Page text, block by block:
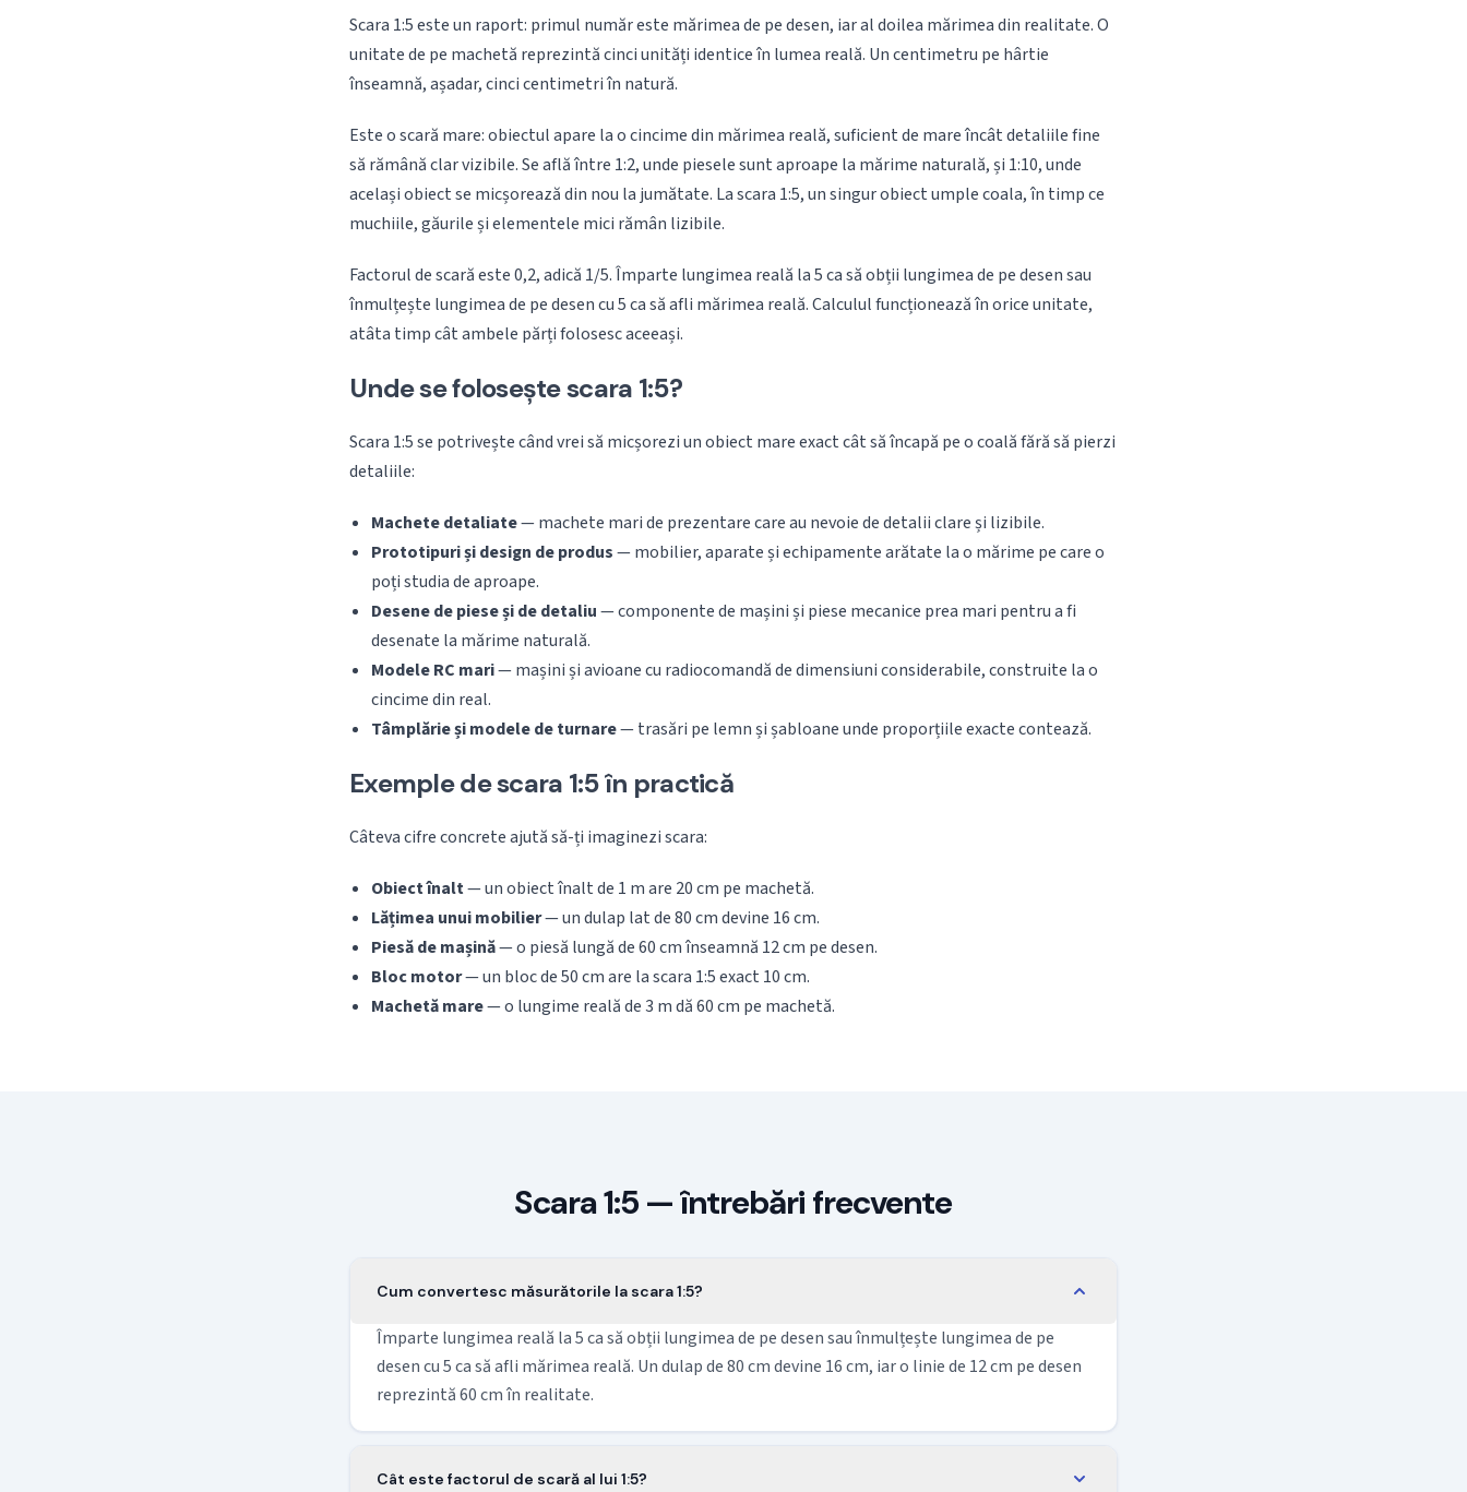
Scara 1:5 este un raport: primul număr este mărimea de pe desen, iar al doilea mărimea din realitate. O
unitate de pe machetă reprezintă cinci unități identice în lumea reală. Un centimetru pe hârtie
înseamnă, așadar, cinci centimetri în natură.
Este o scară mare: obiectul apare la o cincime din mărimea reală, suficient de mare încât detaliile fine
să rămână clar vizibile. Se află între 1:2, unde piesele sunt aproape la mărime naturală, și 1:10, unde
același obiect se micșorează din nou la jumătate. La scara 1:5, un singur obiect umple coala, în timp ce
muchiile, găurile și elementele mici rămân lizibile.
Factorul de scară este 0,2, adică 1/5. Împarte lungimea reală la 5 ca să obții lungimea de pe desen sau
înmulțește lungimea de pe desen cu 5 ca să afli mărimea reală. Calculul funcționează în orice unitate,
atâta timp cât ambele părți folosesc aceeași.
Unde se folosește scara 1:5?
Scara 1:5 se potrivește când vrei să micșorezi un obiect mare exact cât să încapă pe o coală fără să pierzi
detaliile:
Machete detaliate— machete mari de prezentare care au nevoie de detalii clare și lizibile.
Prototipuri și design de produs— mobilier, aparate și echipamente arătate la o mărime pe care o
poți studia de aproape.
Desene de piese și de detaliu— componente de mașini și piese mecanice prea mari pentru a fi
desenate la mărime naturală.
Modele RC mari— mașini și avioane cu radiocomandă de dimensiuni considerabile, construite la o
cincime din real.
Tâmplărie și modele de turnare— trasări pe lemn și șabloane unde proporțiile exacte contează.
Exemple de scara 1:5 în practică
Câteva cifre concrete ajută să-ți imaginezi scara:
Obiect înalt— un obiect înalt de 1 m are 20 cm pe machetă.
Lățimea unui mobilier— un dulap lat de 80 cm devine 16 cm.
Piesă de mașină— o piesă lungă de 60 cm înseamnă 12 cm pe desen.
Bloc motor— un bloc de 50 cm are la scara 1:5 exact 10 cm.
Machetă mare— o lungime reală de 3 m dă 60 cm pe machetă.
Scara 1:5 — întrebări frecvente
Cum convertesc măsurătorile la scara 1:5?
Împarte lungimea reală la 5 ca să obții lungimea de pe desen sau înmulțește lungimea de pe
desen cu 5 ca să afli mărimea reală. Un dulap de 80 cm devine 16 cm, iar o linie de 12 cm pe desen
reprezintă 60 cm în realitate.
Cât este factorul de scară al lui 1:5?